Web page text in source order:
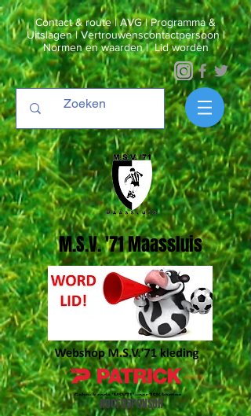
Contact & route|AVG|Programma &
Uitslagen|Vertrouwenscontactpersoon|
Normen en waarden|Lid worden
M.S.V. '71 Maassluis
HOOFDSPONSOR